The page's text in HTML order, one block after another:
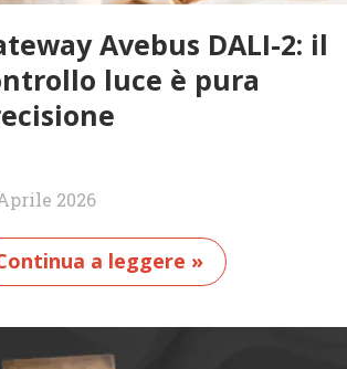
Avebus DALI-2: il
luce è pura
2026
a leggere »